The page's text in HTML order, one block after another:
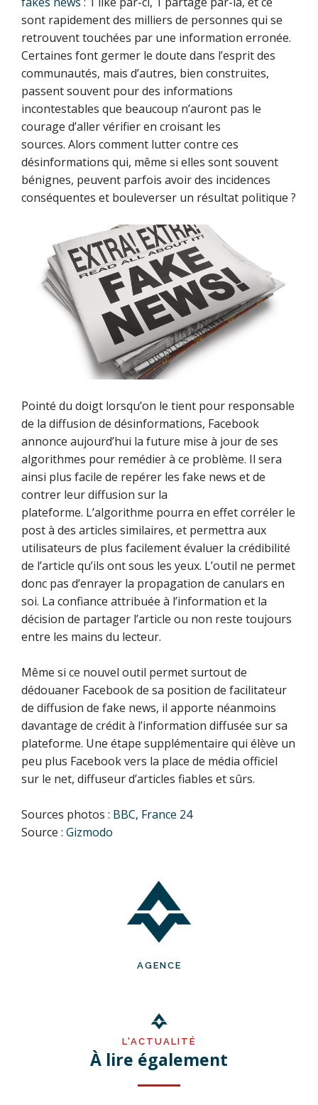
AGENCE
sont rapidement des milliers de personnes qui se
retrouvent touchées par une information erronée.
Certaines font germer le doute dans l’esprit des
communautés, mais d’autres, bien construites,
passent souvent pour des informations
incontestables que beaucoup n’auront pas le
courage d’aller vérifier en croisant les
sources. Alors comment lutter contre ces
désinformations qui, même si elles sont souvent
bénignes, peuvent parfois avoir des incidences
conséquentes et bouleverser un résultat politique ?
Pointé du doigt lorsqu’on le tient pour responsable
de la diffusion de désinformations, Facebook
annonce aujourd’hui la future mise à jour de ses
algorithmes pour remédier à ce problème. Il sera
ainsi plus facile de repérer les fake news et de
contrer leur diffusion sur la
plateforme. L’algorithme pourra en effet corréler le
post à des articles similaires, et permettra aux
utilisateurs de plus facilement évaluer la crédibilité
de l’article qu’ils ont sous les yeux. L’outil ne permet
donc pas d’enrayer la propagation de canulars en
soi. La confiance attribuée à l’information et la
décision de partager l’article ou non reste toujours
entre les mains du lecteur.
Même si ce nouvel outil permet surtout de
dédouaner Facebook de sa position de facilitateur
de diffusion de fake news, il apporte néanmoins
davantage de crédit à l’information diffusée sur sa
plateforme. Une étape supplémentaire qui élève un
peu plus Facebook vers la place de média officiel
sur le net, diffuseur d’articles fiables et sûrs.
Sources photos : BBC, France 24
Source : Gizmodo
L'ACTUALITÉ
À lire également